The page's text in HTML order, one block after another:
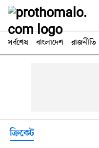
সর্বশেষ বাংলাদেশ রাজনীতি
ক্রিকেট